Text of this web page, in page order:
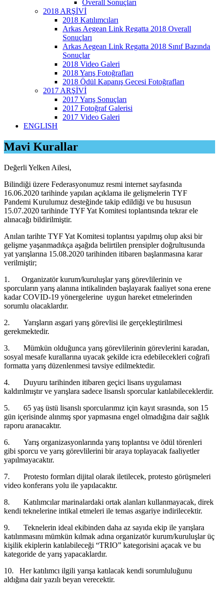
Overall Sonuçları
2018 ARŞİVİ
2018 Katılımcıları
Arkas Aegean Link Regatta 2018 Overall
Sonuçları
Arkas Aegean Link Regatta 2018 Sınıf Bazında
Sonuçlar
2018 Video Galeri
2018 Yarış Fotoğrafları
2018 Ödül Kapanış Gecesi Fotoğrafları
2017 ARŞİVİ
2017 Yarış Sonuçları
2017 Fotoğraf Galerisi
2017 Video Galeri
ENGLISH
Mavi Kurallar
Değerli Yelken Ailesi,
Bilindiği üzere Federasyonumuz resmi internet sayfasında
16.06.2020 tarihinde yapılan açıklama ile gelişmelerin TYF
Pandemi Kurulumuz desteğinde takip edildiği ve bu hususun
15.07.2020 tarihinde TYF Yat Komitesi toplantısında tekrar ele
alınacağı bildirilmiştir.
Anılan tarihte TYF Yat Komitesi toplantısı yapılmış olup aksi bir
gelişme yaşanmadıkça aşağıda belirtilen prensipler doğrultusunda
yat yarışlarına 15.08.2020 tarihinden itibaren başlanmasına karar
verilmiştir;
1. Organizatör kurum/kuruluşlar yarış görevlilerinin ve
sporcuların yarış alanına intikalinden başlayarak faaliyet sona erene
kadar COVID-19 yönergelerine uygun hareket etmelerinden
sorumlu olacaklardır.
2. Yarışların asgari yarış görevlisi ile gerçekleştirilmesi
gerekmektedir.
3. Mümkün olduğunca yarış görevlilerinin görevlerini karadan,
sosyal mesafe kurallarına uyacak şekilde icra edebilecekleri coğrafi
formatta yarış düzenlenmesi tavsiye edilmektedir.
4. Duyuru tarihinden itibaren geçici lisans uygulaması
kaldırılmıştır ve yarışlara sadece lisanslı sporcular katılabileceklerdir.
5. 65 yaş üstü lisanslı sporcularımız için kayıt sırasında, son 15
gün içerisinde alınmış spor yapmasına engel olmadığına dair sağlık
raporu aranacaktır.
6. Yarış organizasyonlarında yarış toplantısı ve ödül törenleri
gibi sporcu ve yarış görevlilerini bir araya toplayacak faaliyetler
yapılmayacaktır.
7. Protesto formları dijital olarak iletilecek, protesto görüşmeleri
video konferans yolu ile yapılacaktır.
8. Katılımcılar marinalardaki ortak alanları kullanmayacak, direk
kendi teknelerine intikal etmeleri ile temas asgariye indirilecektir.
9. Teknelerin ideal ekibinden daha az sayıda ekip ile yarışlara
katılınmasını mümkün kılmak adına organizatör kurum/kuruluşlar üç
kişilik ekiplerin katılabileceği “TRIO” kategorisini açacak ve bu
kategoride de yarış yapacaklardır.
10. Her katılımcı ilgili yarışa katılacak kendi sorumluluğunu
aldığına dair yazılı beyan verecektir.